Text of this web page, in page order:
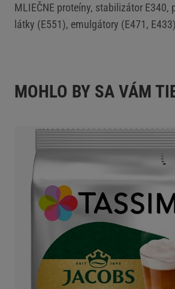
MLIEČNE proteíny, stabilizátor E340,
látky (E551), emulgátory (E471,
MOHLO BY SA VÁM